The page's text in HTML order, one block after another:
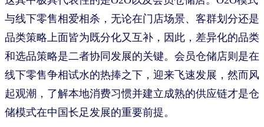
与线下零售相爱相杀，无论在门店场景、客群划分还是
品类策略上面皆为既分化又互补，因此，差异化的品类
和选品策略是二者协同发展的关键。会员仓储店则是在
线下零售争相试水的热捧之下，迎来飞速发展，然而风
起观潮，了解本地消费习惯并建立成熟的供应链才是仓
储模式在中国长足发展的重要前提。